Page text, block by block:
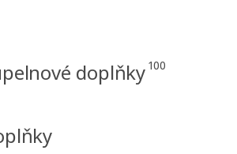
doplňky 100